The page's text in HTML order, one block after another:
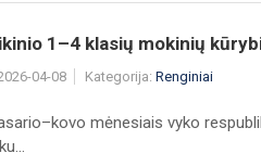
1–4 klasių mokinių
04-08 Kategorija: Renginiai
mėnesiais vyko